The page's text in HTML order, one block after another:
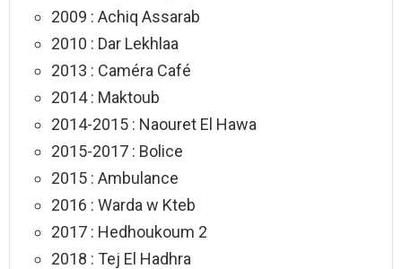
2009 : Achiq Assarab
2010 : Dar Lekhlaa
2013 : Caméra Café
2014 : Maktoub
2014-2015 : Naouret El Hawa
2015-2017 : Bolice
2015 : Ambulance
2016 : Warda w Kteb
2017 : Hedhoukoum 2
2018 : Tej El Hadhra